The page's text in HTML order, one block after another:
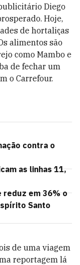
Diego
Hoje,
de hortaliças
alimentos são
como Mambo e
de fechar um
o Carrefour.
contra o
as linhas 11,
reduz em 36% o
Santo
de uma viagem
reportagem lá